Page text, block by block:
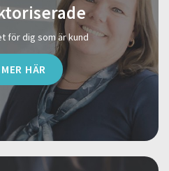
för dig som är kund
HÄR